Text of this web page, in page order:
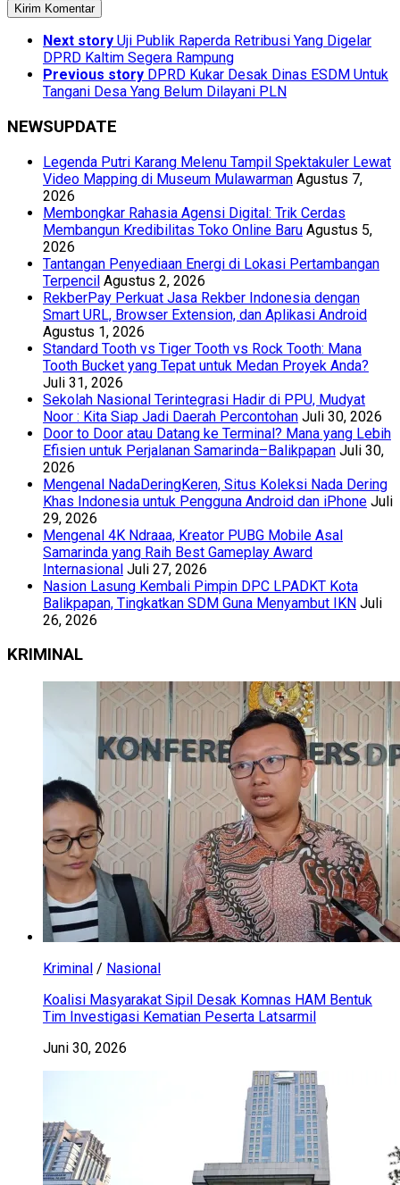
Next story Uji Publik Raperda Retribusi Yang Digelar
DPRD Kaltim Segera Rampung
Previous story DPRD Kukar Desak Dinas ESDM Untuk
Tangani Desa Yang Belum Dilayani PLN
NEWSUPDATE
Legenda Putri Karang Melenu Tampil Spektakuler Lewat
Video Mapping di Museum Mulawarman Agustus 7,
2026
Membongkar Rahasia Agensi Digital: Trik Cerdas
Membangun Kredibilitas Toko Online Baru Agustus 5,
2026
Tantangan Penyediaan Energi di Lokasi Pertambangan
Terpencil Agustus 2, 2026
RekberPay Perkuat Jasa Rekber Indonesia dengan
Smart URL, Browser Extension, dan Aplikasi Android
Agustus 1, 2026
Standard Tooth vs Tiger Tooth vs Rock Tooth: Mana
Tooth Bucket yang Tepat untuk Medan Proyek Anda?
Juli 31, 2026
Sekolah Nasional Terintegrasi Hadir di PPU, Mudyat
Noor : Kita Siap Jadi Daerah Percontohan Juli 30, 2026
Door to Door atau Datang ke Terminal? Mana yang Lebih
Efisien untuk Perjalanan Samarinda–Balikpapan Juli 30,
2026
Mengenal NadaDeringKeren, Situs Koleksi Nada Dering
Khas Indonesia untuk Pengguna Android dan iPhone Juli
29, 2026
Mengenal 4K Ndraaa, Kreator PUBG Mobile Asal
Samarinda yang Raih Best Gameplay Award
Internasional Juli 27, 2026
Nasion Lasung Kembali Pimpin DPC LPADKT Kota
Balikpapan, Tingkatkan SDM Guna Menyambut IKN Juli
26, 2026
KRIMINAL
Kriminal / Nasional
Koalisi Masyarakat Sipil Desak Komnas HAM Bentuk
Tim Investigasi Kematian Peserta Latsarmil
Juni 30, 2026